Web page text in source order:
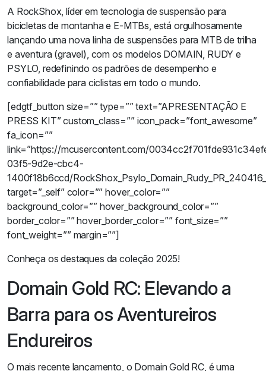
A RockShox, líder em tecnologia de suspensão para
bicicletas de montanha e E-MTBs, está orgulhosamente
lançando uma nova linha de suspensões para MTB de trilha
e aventura (gravel), com os modelos DOMAIN, RUDY e
PSYLO, redefinindo os padrões de desempenho e
confiabilidade para ciclistas em todo o mundo.
[edgtf_button size=”” type=”” text=”APRESENTAÇÃO E
PRESS KIT” custom_class=”” icon_pack=”font_awesome”
fa_icon=””
link=”https://mcusercontent.com/
03f5-9d2e-cbc4-
1400f18b6ccd/
target=”_self” color=”” hover_color=””
background_color=”” hover_background_color=””
border_color=”” hover_border_color=”” font_size=””
font_weight=”” margin=””]
Conheça os destaques da coleção 2025!
Domain Gold RC: Elevando a
Barra para os Aventureiros
Endureiros
O mais recente lançamento, o Domain Gold RC, é uma